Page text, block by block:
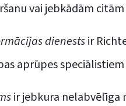
vai jebkādām
dienestsir
aprūpes
ir jebkura nelabvēlīga